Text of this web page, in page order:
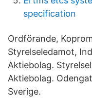
specification
Ordförande,
Styrelseledamot,
Aktiebolag.
Aktiebolag.
Sverige.